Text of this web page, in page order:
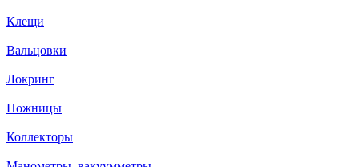
Клещи
Вальцовки
Локринг
Ножницы
Коллекторы